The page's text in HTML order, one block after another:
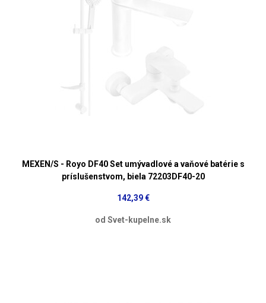
MEXEN/S - Royo DF40 Set umývadlové a vaňové batérie s
príslušenstvom, biela 72203DF40-20
142,39 €
od Svet-kupelne.sk